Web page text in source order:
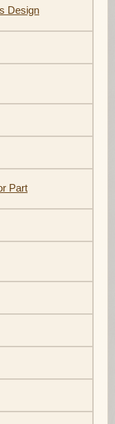
Design
Part